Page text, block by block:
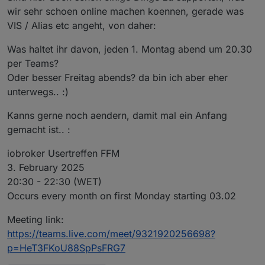
Meetings:
Online:jeden 1. Montag im Monat ab 20:30 -
https://discord.gg/yC65zjr5uq
[Vor Ort-Treffen:
**!! Attention please !! Link zur Umfrage für das
nächste Usertreffen
https://nuudel.digitalcourage.de/3OzTQc24ys64bhlf
bitte gerne Datum ergänzen und auch Vorschläge für
wir sehr schoen online machen koennen, gerade was
VIS / Alias etc angeht, von daher:
Was haltet ihr davon, jeden 1. Montag abend um 20.30
per Teams?
Oder besser Freitag abends? da bin ich aber eher
unterwegs.. :)
Kanns gerne noch aendern, damit mal ein Anfang
gemacht ist.. :
iobroker Usertreffen FFM
3. February 2025
20:30 - 22:30 (WET)
Occurs every month on first Monday starting 03.02
Meeting link:
https://teams.live.com/meet/9321920256698?
p=HeT3FKoU88SpPsFRG7